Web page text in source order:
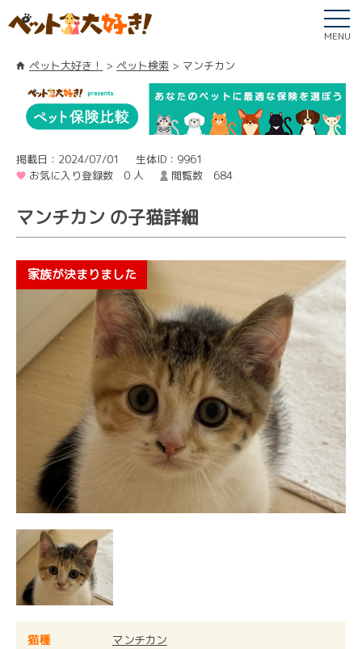
MENU
ペット大好き！ ペット検索 マンチカン
掲載日：2024/07/01
生体ID：9961
お気に入り登録数 0 人
閲覧数 684
マンチカン の子猫詳細
猫種
マンチカン